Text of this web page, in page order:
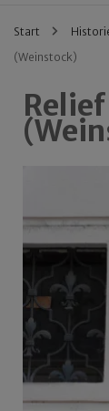
Start
(Weinstock)